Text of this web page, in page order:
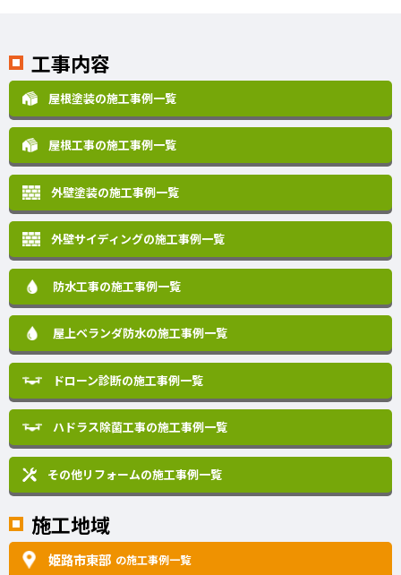
工事内容
屋根塗装の施工事例一覧
屋根工事の施工事例一覧
外壁塗装の施工事例一覧
外壁サイディングの施工事例一覧
防水工事の施工事例一覧
屋上ベランダ防水の施工事例一覧
ドローン診断の施工事例一覧
ハドラス除菌工事の施工事例一覧
その他リフォームの施工事例一覧
施工地域
姫路市東部 の施工事例一覧